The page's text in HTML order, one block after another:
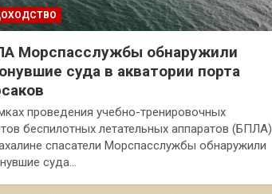
Морспасслужбы обнаружили
суда в акватории порта
проведения учебно-тренировочных
беспилотных летательных аппаратов (БПЛА)
спасатели Морспасслужбы обнаружили
суда…